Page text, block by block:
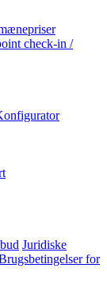
check-in /
Juridiske
for